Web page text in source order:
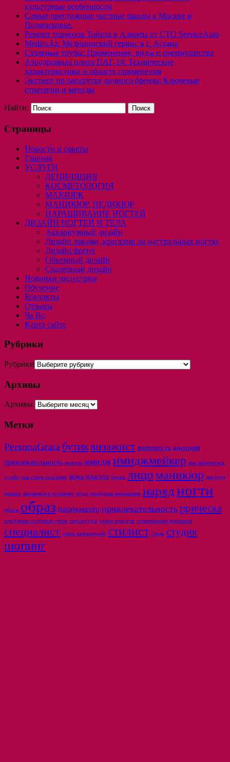
культурные особенности
Самые престижные частные школы в Москве и
Подмосковье.
Ремонт тормозов Тойота в Алматы от СТО ServiceAuto
Medics.kz: Медицинский сервис в г. Астана
Стальные трубы: Применение, виды и преимущества
Аэродромная плита ПАГ-14: Технические
характеристики и область применения
Эксперт по раскрутке личного бренда: Ключевые
стратегии и методы
Найти:
Страницы
Новости и советы
Главная
УСЛУГИ
ДЕПИЛЯЦИЯ
КОСМЕТОЛОГИЯ
МАКИЯЖ
МАНИКЮР, ПЕДИКЮР
НАРАЩИВАНИЕ НОГТЕЙ
ДИЗАЙН НОГТЕЙ И ТЕЛА
Аквариумный дизайн
Дизайн лаками, красками на натуральных ногтях
Дизайн френч
Объемный дизайн
Свадебный дизайн
Новинки индустрии
Обучение
Контакты
Отзывы
Ча Во
Карта сайта
Рубрики
Рубрики
Архивы
Архивы
Метки
PersonaGrata бутиквизажист внешность внешняя
привлекательность волосы имидж имиджмейкер как заботиться
о себе как стать красивее кожа красота крема лицоманикюр мастера
визажа меняемся к лучшему мода молодым женщинам нарядногти
облик образ парикмахер привлекательность прическа
проблемы создания стиля процедуры салон красоты современная женщина
специалист стать принцессой стилист стиль студия
шопинг